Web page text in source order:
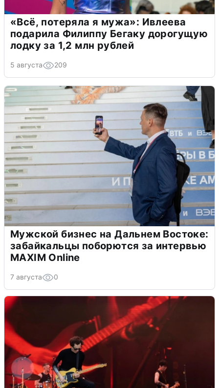
«Всё, потеряла я мужа»: Ивлеева
подарила Филиппу Бегаку дорогущую
лодку за 1,2 млн рублей
5 августа 209
Мужской бизнес на Дальнем Востоке:
забайкальцы поборются за интервью
MAXIM Online
7 августа 0